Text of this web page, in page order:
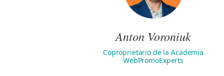
Anton Voroniuk
Coproprietario de la Academia
WebPromoExperts